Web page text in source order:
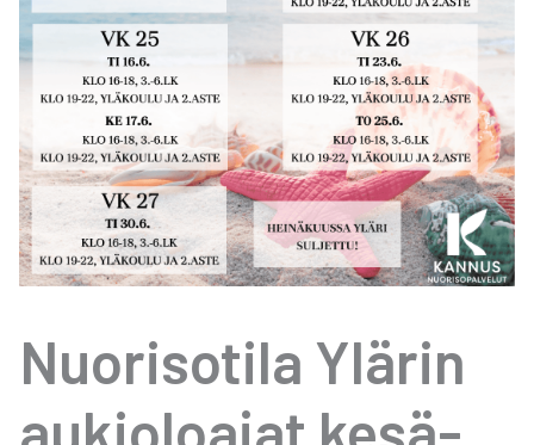
Nuo­ri­so­ti­la Ylä­rin